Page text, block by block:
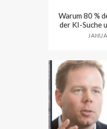
Warum 80 %
der KI-Suche